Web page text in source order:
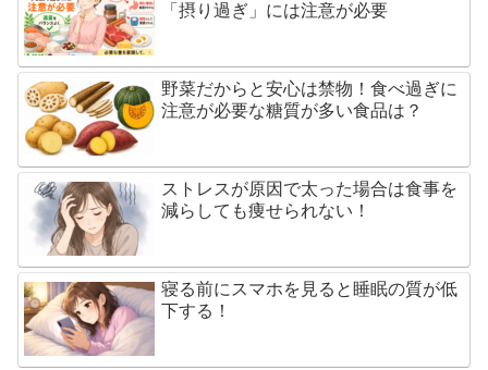
「摂り過ぎ」には注意が必要
野菜だからと安心は禁物！食べ過ぎに
注意が必要な糖質が多い食品は？
ストレスが原因で太った場合は食事を
減らしても痩せられない！
寝る前にスマホを見ると睡眠の質が低
下する！